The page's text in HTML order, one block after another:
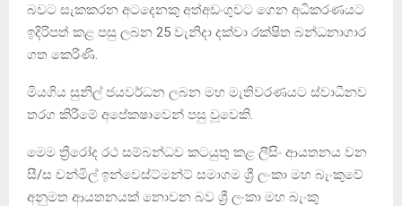
බවට සැකකරන අටදෙනකු අත්අඩංගුවට ගෙන අධිකරණයට
ඉදිරිපත් කළ පසු ලබන 25 වැනිදා දක්වා රක්ෂිත බන්ධනාගාර
ගත කෙරිණි.
මියගිය සුනිල් ජයවර්ධන ලබන මහ මැතිවරණයට ස්වාධීනව
තරග කිරීමේ අපේකෂාවෙන් පසු වූවෙකි.
මෙම ත්‍රිරෝද රථ සම්බන්ධව කටයුතු කළ ලීසිං ආයතනය වන
සී/ස චන්මිල් ඉන්වෙස්ට්මන්ට් සමාගම ශ්‍රී ලංකා මහ බැංකුවේ
අනුමත ආයතනයක් නොවන බව ශ්‍රී ලංකා මහ බැංකු